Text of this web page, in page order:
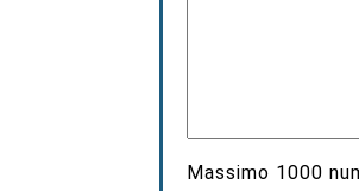
Massimo 1000